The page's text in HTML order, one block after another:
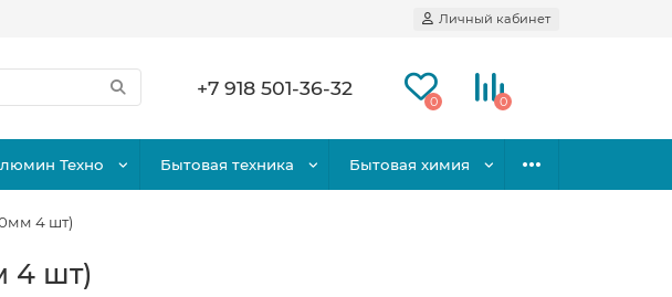
Личный кабинет
+7 918 501-36-32
0 0
Техно Бытовая техника Бытовая химия
4 шт)
4 шт)